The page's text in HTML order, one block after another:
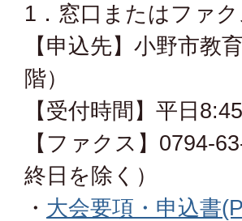
1．窓口またはファ
【申込先】小野市教
階）
【受付時間】平日
【ファクス】0794-
終日を除く）
・ 大会要項・申込書